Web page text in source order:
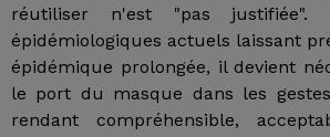
réutiliser n'est "pas justifiée".
épidémiologiques actuels laissant
épidémique prolongée, il devient
le port du masque dans les
rendant compréhensible,